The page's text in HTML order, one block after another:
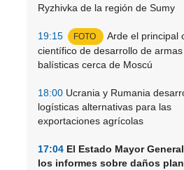
Ryzhivka de la región de Sumy
19:15 FOTO
Arde el principal
científico de desarrollo de armas
balísticas cerca de Moscú
18:00 Ucrania y Rumania
logísticas alternativas para las
exportaciones agrícolas
17:04 El Estado Mayor
los informes sobre daños